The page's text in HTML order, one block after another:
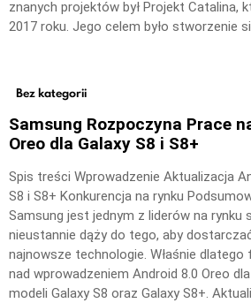
znanych projektów był Projekt Catalina,
2017 roku. Jego celem było stworzenie
Bez kategorii
Samsung Rozpoczyna Prace
Oreo dla Galaxy S8 i S8+
Spis treści Wprowadzenie Aktualizacja
S8 i S8+ Konkurencja na rynku
Samsung jest jednym z liderów na
nieustannie dąży do tego, aby
najnowsze technologie. Właśnie dlatego
nad wprowadzeniem Android 8.0 Oreo
modeli Galaxy S8 oraz Galaxy S8+.